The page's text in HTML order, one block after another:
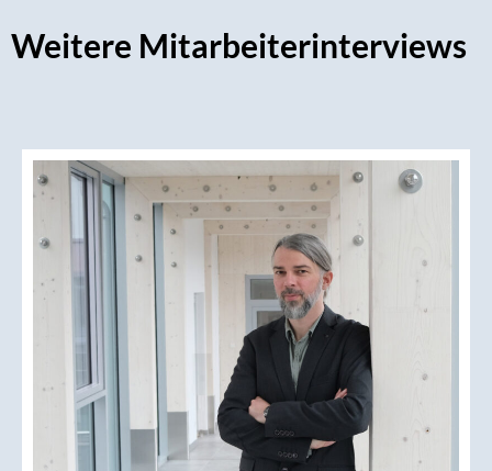
Weitere Mitarbeiterinterviews